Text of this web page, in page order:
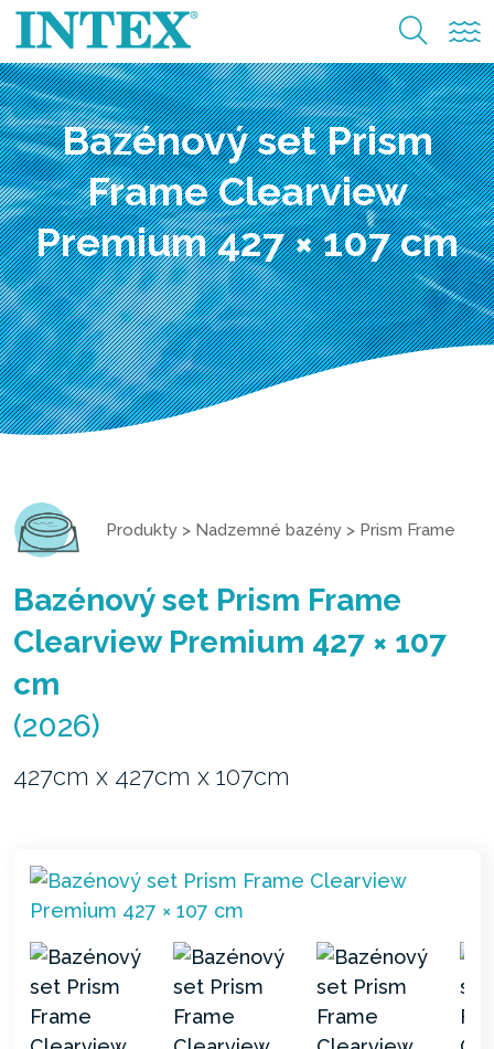
Bazénový set Prism
Frame Clearview
Premium 427 × 107 cm
Produkty > Nadzemné bazény > Prism Frame
Bazénový set Prism Frame
Clearview Premium 427 × 107
cm
(2026)
427cm x 427cm x 107cm